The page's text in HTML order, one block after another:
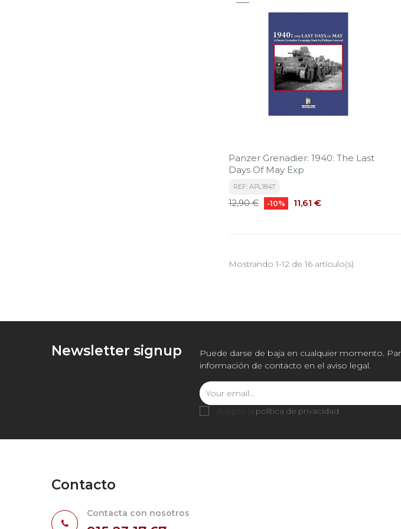
Panzer Grenadier: 1940: The Last
Days Of May Exp
REF: APL1847
Precio
12,90 € -10% Precio
11,61 €
Mostrando 1-12 de 16 artículo(s)
Newsletter signup
Puede darse de baja en cualquier momento.
información de contacto en el aviso legal.
Acepto la política de privacidad
Contacto
Contacta con nosotros